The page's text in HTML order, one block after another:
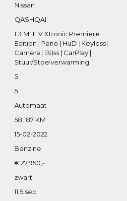
Nissan
QASHQAI
1.3 MHEV Xtronic Premiere
Edition | Pano | HuD | Keyless |
Camera | Bliss | CarPlay |
Stuur/Stoelverwarming
5
5
Automaat
58.187 KM
15-02-2022
Benzine
€ 27.950,-
zwart
11.5 sec.